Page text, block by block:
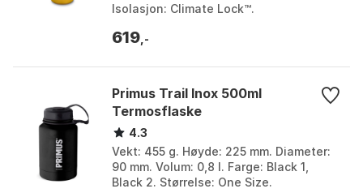
Isolasjon: Climate Lock™.
Farge: Old gold. St...
619 ,-
Primus Trail Inox 500ml
Termosflaske
4.3
Vekt: 455 g. Høyde: 225 mm. Diameter:
90 mm. Volum: 0,8 l. Farge: Black 1,
Black 2. Størrelse: One Size.